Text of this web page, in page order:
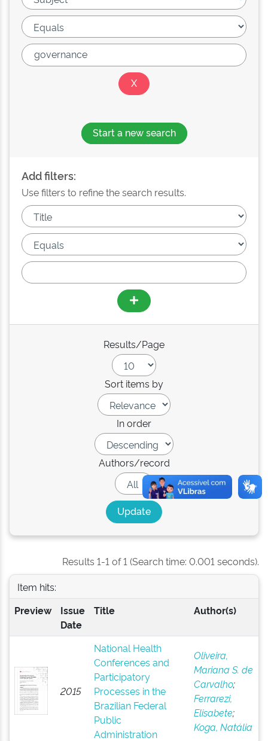
Start a new search
Add filters:
Use filters to refine the search results.
Results/Page
Sort items by
In order
Authors/record
Results 1-1 of 1 (Search time: 0.001 seconds).
Item hits:
Preview
Issue
Date
Title Author(s)
2015
National Health
Conferences and
Participatory
Processes in the
Brazilian Federal
Public
Administration
Oliveira,
Mariana S. de
Carvalho;
Ferrarezi,
Elisabete;
Koga, Natália